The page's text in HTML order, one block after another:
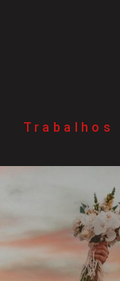
Trabalhos